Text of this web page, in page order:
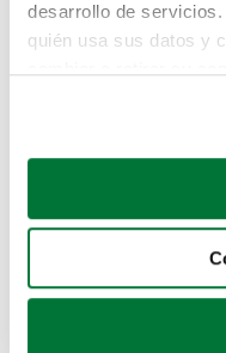
desarrollo de
quién usa sus datos y
Si lo permite, también
Recopilar
Identificar su
para buscar
Pero puedes
buscando en
Coches de segunda
Coches de km0